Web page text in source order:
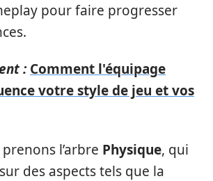
pour faire progresser
: Comment l'équipage
votre style de jeu et vos
l’arbre Physique, qui
des aspects tels que la